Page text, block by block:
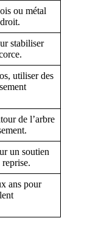
ou métal
stabiliser
utiliser des
de l’arbre
un soutien
ans pour